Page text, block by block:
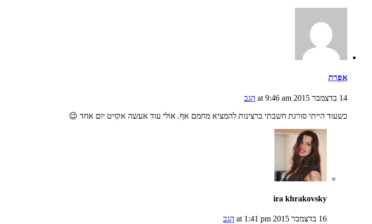
אפרת
14 בדצמבר 2015 at 9:46 am הגב
כשעוד הייתי סורגת חשבתי ברצינות להמציא מחמם אף. אולי עוד אעשה אקזיט יום אחד 😉
ira khrakovsky
16 בדצמבר 2015 at 1:41 pm הגב